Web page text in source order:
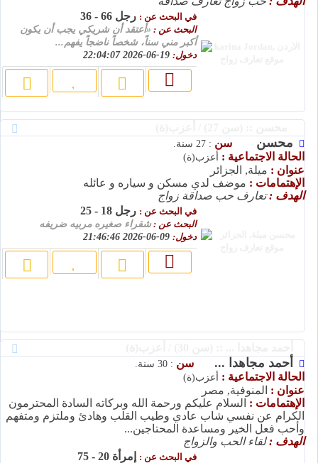
في البحث عن : رجل 66 - 36
البحث عن : «أعتقد أن شريكي يجب أن يكون
أكبر مني سناً، شخصاً ناضجاً يفهم...
دخول:
محسن سن : 27 سنة.
الحالة الاجتماعية : أعزب(ة)
عنوان : ميلة, الجزائر
الإهتمامات : موضف لدي مسكن و سياره و عائله
الهدف :تعارف حب صداقة زواج
في البحث عن : رجل 18 - 25
البحث عن :شقراء صغيره مربيه ضريفه
دخول:
أحمد مجاهدا ... سن : 30 سنة.
الحالة الاجتماعية : أعزب(ة)
عنوان : المنوفية, مصر
الإهتمامات : السلام عليكم ورحمة الله وبركاته السادة المحترمون
الكرام عن نفسي شاب عادي وطيب القلب وهادئ وملتزم ومتفهم
وأحب فعل الخير ومساعدة المحتاجين...
الهدف :لقاء الحب والزواج
في البحث عن : إمرأة 20 - 75